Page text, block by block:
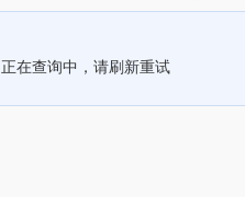
正在查询中，请刷新重试